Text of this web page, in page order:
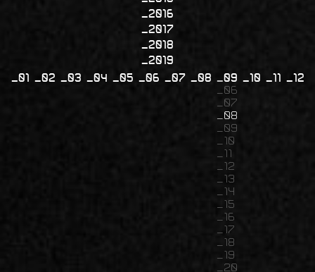
2016
2017
2018
2019
01
02 03 04 05 06 07 08
09
06
07
08
09
10
11
12
13
14
15
16
17
18
19
20
10 11 12